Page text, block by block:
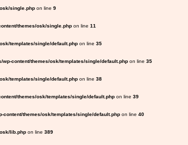
single.php on line 9
themes/osk/single.php on line 11
templates/single/default.php on line 35
content/themes/osk/templates/single/default.php on line 35
templates/single/default.php on line 38
themes/osk/templates/single/default.php on line 39
themes/osk/templates/single/default.php on line 40
lib.php on line 389
ブルックリンパーラー公演
トピックス
公式グッズ販売
研修生募集について